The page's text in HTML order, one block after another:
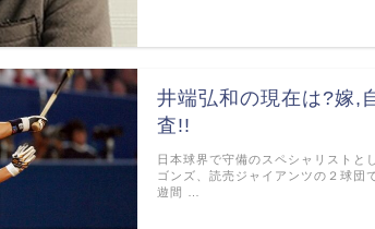
井端弘和の現在は?嫁,
査!!
日本球界で守備のスペシャリストと
ゴンズ、読売ジャイアンツの２球団
遊間 …